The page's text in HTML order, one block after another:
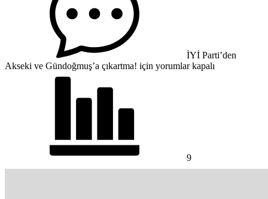
İYİ Parti’den
Akseki ve Gündoğmuş’a çıkartma! için yorumlar kapalı
9